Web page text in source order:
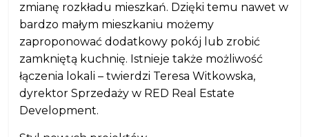
zmianę rozkładu mieszkań. Dzięki temu nawet w
bardzo małym mieszkaniu możemy
zaproponować dodatkowy pokój lub zrobić
zamkniętą kuchnię. Istnieje także możliwość
łączenia lokali – twierdzi Teresa Witkowska,
dyrektor Sprzedaży w RED Real Estate
Development.